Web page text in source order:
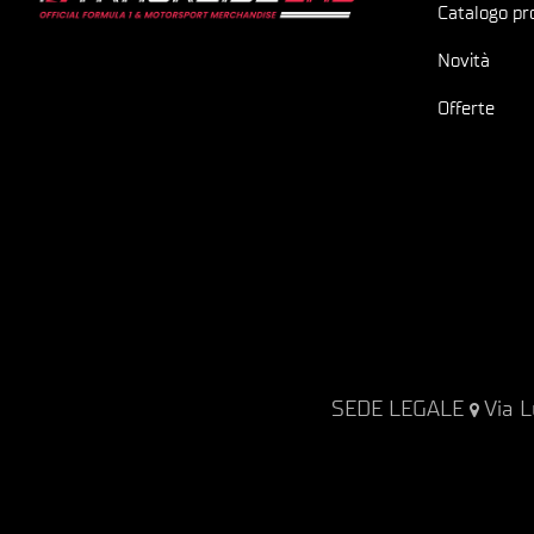
Catalogo
Novità
Offerte
SEDE LEGALE Via